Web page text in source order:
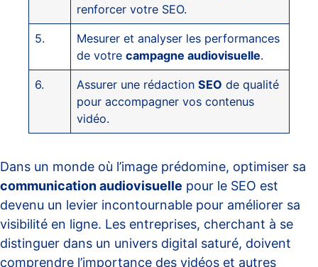
renforcer votre SEO.
5.
Mesurer et analyser les performances
de votrecampagne audiovisuelle.
6. Assurer une rédactionSEO de qualité
pour accompagner vos contenus
vidéo.
Dans un monde où l’image prédomine, optimiser sa
communication audiovisuelle pour le SEO est
devenu un levier incontournable pour améliorer sa
visibilité en ligne. Les entreprises, cherchant à se
distinguer dans un univers digital saturé, doivent
comprendre l’importance des vidéos et autres